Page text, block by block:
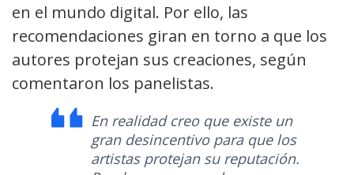
en el mundo digital. Por ello, las
recomendaciones giran en torno a que los
autores protejan sus creaciones, según
comentaron los panelistas.
En realidad creo que existe un
gran desincentivo para que los
artistas protejan su reputación.